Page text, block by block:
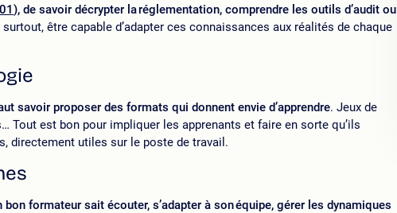
), de savoir décrypter la réglementation, comprendre les outils d’audit ou
surtout, être capable d’adapter ces connaissances aux réalités de chaque
savoir proposer des formats qui donnent envie d’apprendre. Jeux de
Tout est bon pour impliquer les apprenants et faire en sorte qu’ils
directement utiles sur le poste de travail.
bon formateur sait écouter, s’adapter à son équipe, gérer les dynamiques